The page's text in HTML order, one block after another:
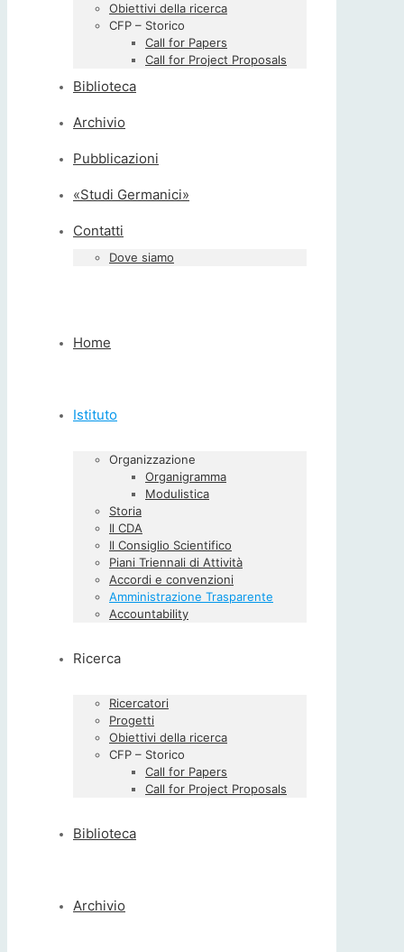
Obiettivi della ricerca
CFP – Storico
Call for Papers
Call for Project Proposals
Biblioteca
Archivio
Pubblicazioni
«Studi Germanici»
Contatti
Dove siamo
Home
Istituto
Organizzazione
Organigramma
Modulistica
Storia
Il CDA
Il Consiglio Scientifico
Piani Triennali di Attività
Accordi e convenzioni
Amministrazione Trasparente
Accountability
Ricerca
Ricercatori
Progetti
Obiettivi della ricerca
CFP – Storico
Call for Papers
Call for Project Proposals
Biblioteca
Archivio